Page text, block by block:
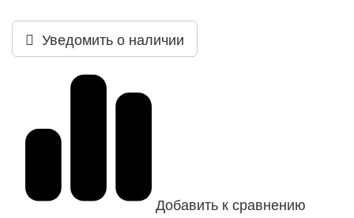
Уведомить о наличии
Добавить к сравнению